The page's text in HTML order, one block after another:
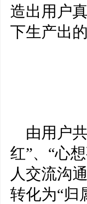
造出用户
下生产出
由用户
红”、 “心
人交流沟
转化为“归